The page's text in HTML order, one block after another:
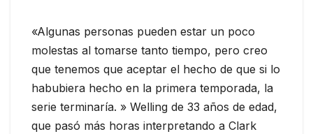
«Algunas personas pueden estar un poco
molestas al tomarse tanto tiempo, pero creo
que tenemos que aceptar el hecho de que si lo
habubiera hecho en la primera temporada, la
serie terminaría. » Welling de 33 años de edad,
que pasó más horas interpretando a Clark